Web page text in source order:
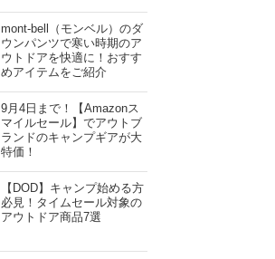
mont-bell（モンベル）のダ
ウンパンツで寒い時期のア
ウトドアを快適に！おすす
めアイテムをご紹介
9月4日まで！【Amazonス
マイルセール】でアウトブ
ランドのキャンプギアが大
特価！
【DOD】キャンプ始める方
必見！タイムセール対象の
アウトドア商品7選